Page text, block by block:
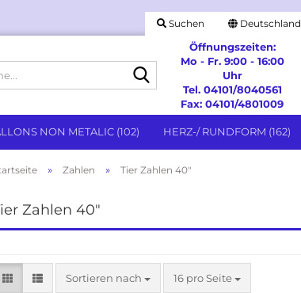
Suchen Deutschland
Suche...
Öffnungszeiten:
Mo - Fr. 9:00 - 16:00
Uhr
Tel. 04101/8040561
Fax: 04101/4801009
NON METALIC (102) HERZ-/ RUNDFORM (162)
anzeigen
» Zahlen » Tier Zahlen 40"
Zahlen 40"
Sortieren nach
Sortieren nach 16 pro Seite
pro Seite